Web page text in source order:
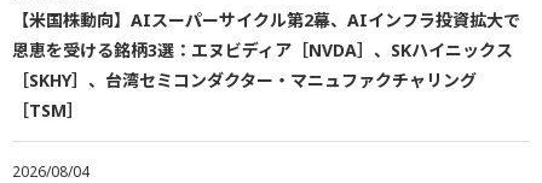
【米国株動向】AIスーパーサイクル第2幕、AIインフラ投資拡大で
恩恵を受ける銘柄3選：エヌビディア［NVDA］、SKハイニックス
［SKHY］、台湾セミコンダクター・マニュファクチャリング
［TSM］
2026/08/04